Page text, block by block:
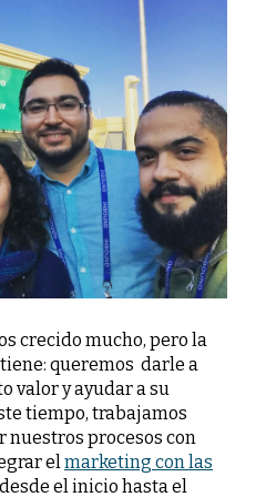
crecido mucho, pero la
queremos darle a
valor y ayudar a su
tiempo, trabajamos
nuestros procesos con
elmarketing con las
el inicio hasta el